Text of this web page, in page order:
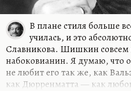
В плане стиля больше
училась, и это
Славникова. Шишкин совсем
набоковианин. Я думаю, что
не любит его так же, как
как Дюрренматта — как